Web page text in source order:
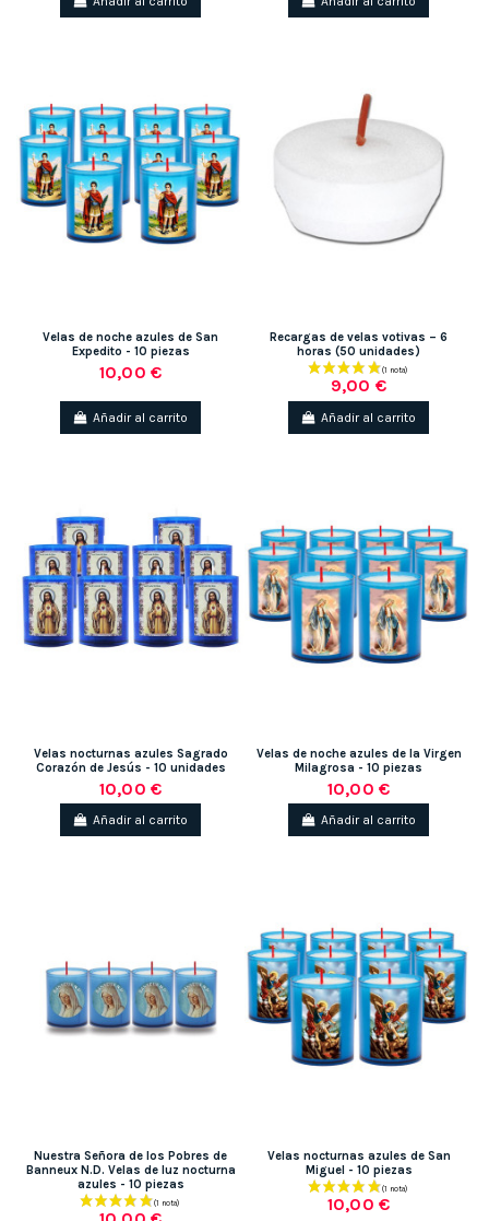
Velas de noche azules de San
Expedito - 10 piezas
10,00 €
Añadir al carrito
Recargas de velas votivas – 6
horas (50 unidades)
9,00 €
Añadir al carrito
Velas nocturnas azules Sagrado
Corazón de Jesús - 10 unidades
10,00 €
Añadir al carrito
Velas de noche azules de la Virgen
Milagrosa - 10 piezas
10,00 €
Añadir al carrito
Nuestra Señora de los Pobres de
Banneux N.D. Velas de luz nocturna
azules - 10 piezas
Velas nocturnas azules de San
Miguel - 10 piezas
10,00 €